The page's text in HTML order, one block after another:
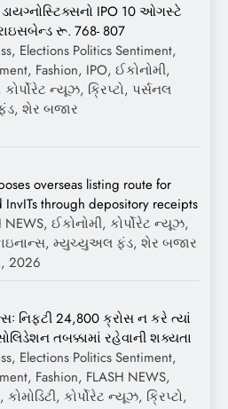
ડાયગ્નોસ્ટિક્સનો IPO 10 ઓગસ્ટે
રૂ. 768- 807
Elections Politics Sentiment,
Fashion, IPO, ઈકોનોમી,
કોર્પોરેટ ન્યૂઝ, ક્રિપ્ટો, પર્સનલ
શેર બજાર
overseas listing route for
InvITs through depository receipts
NEWS, ઈકોનોમી, કોર્પોરેટ ન્યૂઝ,
મ્યુચ્યુઅલ ફંડ, શેર બજાર
2026
નિફ્ટી 24,800 ક્રોસ ન કરે ત્યાં
તબક્કામાં રહેવાની શક્યતા
Elections Politics Sentiment,
Fashion, FLASH NEWS,
કોર્પોરેટ ન્યૂઝ, ક્રિપ્ટો,